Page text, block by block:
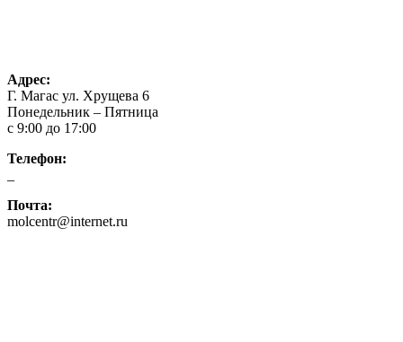
Адрес:
Г. Магас ул. Хрущева 6
Понедельник – Пятница
с 9:00 до 17:00
Телефон:
Почта:
molcentr@internet.ru